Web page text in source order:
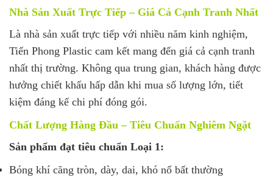
Nhà Sản Xuất Trực Tiếp – Giá Cả Cạnh Tranh Nhất
Là nhà sản xuất trực tiếp với nhiều năm kinh nghiệm,
Tiến Phong Plastic cam kết mang đến giá cả cạnh tranh
nhất thị trường. Không qua trung gian, khách hàng được
hưởng chiết khấu hấp dẫn khi mua số lượng lớn, tiết
kiệm đáng kể chi phí đóng gói.
Chất Lượng Hàng Đầu – Tiêu Chuẩn Nghiêm Ngặt
Sản phẩm đạt tiêu chuẩn Loại 1:
Bóng khí căng tròn, dày, dai, khó nổ bất thường